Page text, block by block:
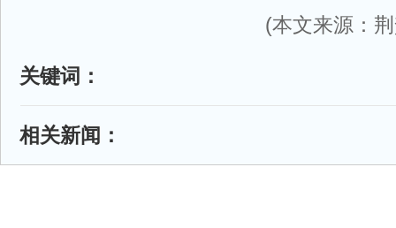
(本文来源：
关键词：
相关新闻：